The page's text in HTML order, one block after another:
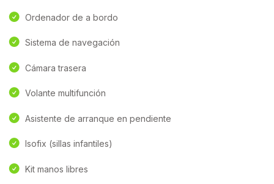
Ordenador de a bordo
Sistema de navegación
Cámara trasera
Volante multifunción
Asistente de arranque en pendiente
Isofix (sillas infantiles)
Kit manos libres